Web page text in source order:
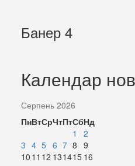
Банер 4
Календар
Серпень 2026
ПнВтСрЧтПтСбНд
1
2
3 4 5 6 7 8 9
10 11 12 131415 16